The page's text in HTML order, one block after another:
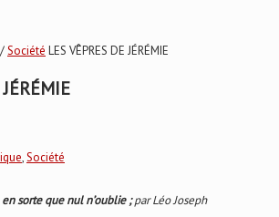
/Société LES VÊPRES DE JÉRÉMIE
,Société
en sorte que nul n’oublie ;par Léo Joseph